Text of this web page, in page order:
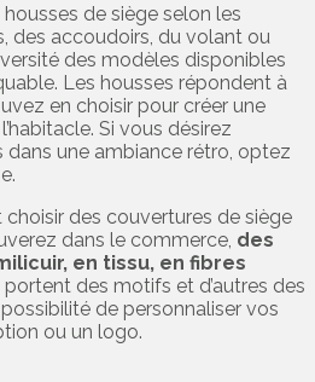
de siège selon les
des accoudoirs, du volant ou
des modèles disponibles
Les housses répondent à
en choisir pour créer une
Si vous désirez
une ambiance rétro, optez
des couvertures de siège
dans le commerce, des
en tissu, en fibres
portent des motifs et d’autres des
de personnaliser vos
ou un logo.